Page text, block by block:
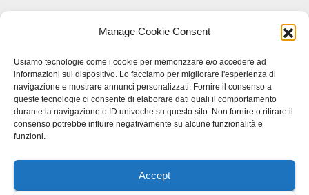
Manage Cookie Consent
Usiamo tecnologie come i cookie per memorizzare e/o accedere ad
informazioni sul dispositivo. Lo facciamo per migliorare l'esperienza di
navigazione e mostrare annunci personalizzati. Fornire il consenso a
queste tecnologie ci consente di elaborare dati quali il comportamento
durante la navigazione o ID univoche su questo sito. Non fornire o ritirare il
consenso potrebbe influire negativamente su alcune funzionalità e
funzioni.
Accept
Proudly powered by WordPress|Tema: Newspaperex di